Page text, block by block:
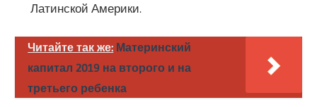
Латинской Америки.
Читайте так же: Материнский
капитал 2019 на второго и на
третьего ребенка